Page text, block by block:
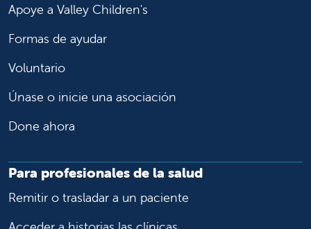
Apoye a Valley Children's
Formas de ayudar
Voluntario
Únase o inicie una asociación
Done ahora
Para profesionales de la salud
Remitir o trasladar a un paciente